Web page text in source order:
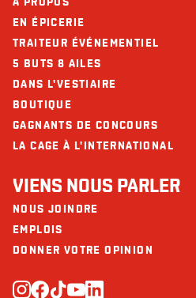
EN ÉPICERIE
TRAITEUR ÉVÉNEMENTIEL
5 BUTS 8 AILES
DANS L'VESTIAIRE
BOUTIQUE
GAGNANTS DE CONCOURS
LA CAGE À L'INTERNATIONAL
VIENS NOUS PARLER
NOUS JOINDRE
EMPLOIS
DONNER VOTRE OPINION